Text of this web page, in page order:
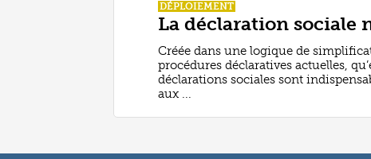
DÉPLOIEMENT
La déclaration sociale
Créée dans une logique de
procédures déclaratives actuelles,
déclarations sociales sont
aux ...